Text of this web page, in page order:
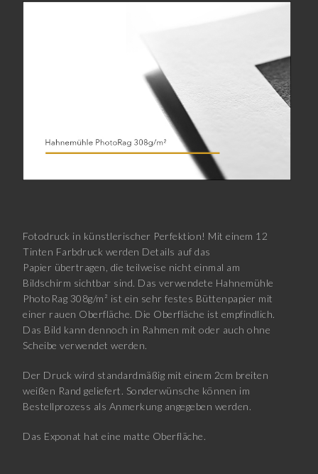
Fotodruck in künstlerischer Perfektion! Mit einem 12
Tinten Farbdruck werden Details auf das
Papier übertragen, die teilweise nicht einmal am
Bildschirm sichtbar sind. Das verwendete Hahnemühle
PhotoRag 308g/m² ist ein sehr festes Büttenpapier mit
einer rauen Oberfläche. Die Oberfläche ist empfindlich.
Das Bild kann dennoch in Rahmen mit oder auch ohne
Scheibe verwendet werden.
Der Druck wird standardmäßig mit einem 2cm breiten
weißen Rand geliefert. Sonderwünsche können im
Bestellprozess als Anmerkung angegeben werden.
Das Exponat hat eine matte Oberfläche.